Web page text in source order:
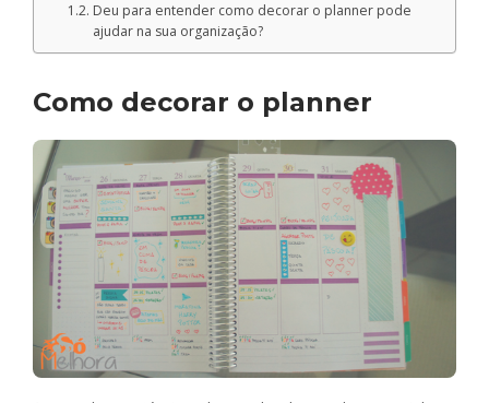
Deu para entender como decorar o planner pode
ajudar na sua organização?
Como decorar o planner